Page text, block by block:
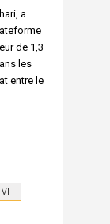
a
de 1,3
les
entre le